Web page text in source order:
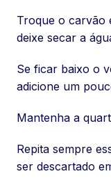
Troque o carvão
deixe secar a
Se ficar baixo o
adicione um
Mantenha a
Repita sempre
ser descartado